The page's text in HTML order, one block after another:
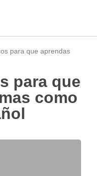
para que aprendas
como